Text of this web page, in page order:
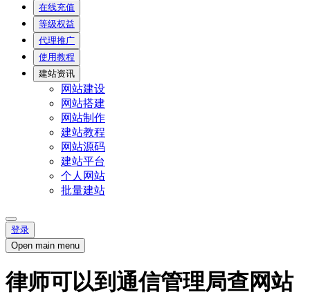
在线充值
等级权益
代理推广
使用教程
建站资讯
网站建设
网站搭建
网站制作
建站教程
网站源码
建站平台
个人网站
批量建站
登录
Open main menu
律师可以到通信管理局查网站